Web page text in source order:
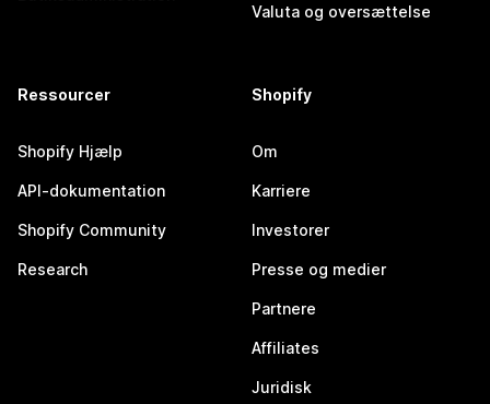
Valuta og oversættelse
Ressourcer
Shopify Hjælp
API-dokumentation
Shopify Community
Research
Shopify
Om
Karriere
Investorer
Presse og medier
Partnere
Affiliates
Juridisk